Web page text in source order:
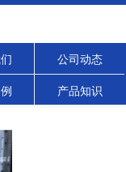
公司动态
产品知识